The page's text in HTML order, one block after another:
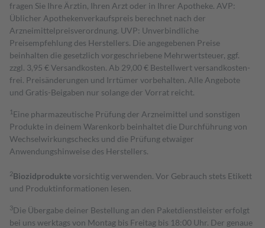
fragen Sie Ihre Ärztin, Ihren Arzt oder in Ihrer Apotheke. AVP:
Üblicher Apothekenverkaufspreis berechnet nach der
Arzneimittelpreisverordnung. UVP: Unverbindliche
Preisempfehlung des Herstellers. Die angegebenen Preise
beinhalten die gesetzlich vorgeschriebene Mehrwertsteuer, ggf.
zzgl. 3,95 € Versandkosten. Ab 29,00 € Bestell­wert versand­kosten­
frei. Preisänderungen und Irrtümer vorbehalten. Alle Angebote
und Gratis-Beigaben nur solange der Vorrat reicht.
1 Eine pharmazeutische Prüfung der Arzneimittel und sonstigen
Produkte in deinem Warenkorb beinhaltet die Durchführung von
Wechselwirkungschecks und die Prüfung etwaiger
Anwendungshinweise des Herstellers.
2Biozidproduktevorsichtig verwenden. Vor Gebrauch stets Etikett
und Produktinformationen lesen.
3Die Übergabe deiner Bestellung an den Paketdienstleister erfolgt
bei uns werktags von Montag bis Freitag bis 18:00 Uhr. Der genaue